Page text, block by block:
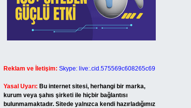
Reklam ve İletişim: Skype: live:.cid.575569c608265c69
Yasal Uyarı: Bu internet sitesi, herhangi bir marka,
kurum veya şahıs şirketi ile hiçbir bağlantısı
bulunmamaktadır. Sitede yalnızca kendi hazırladığımız